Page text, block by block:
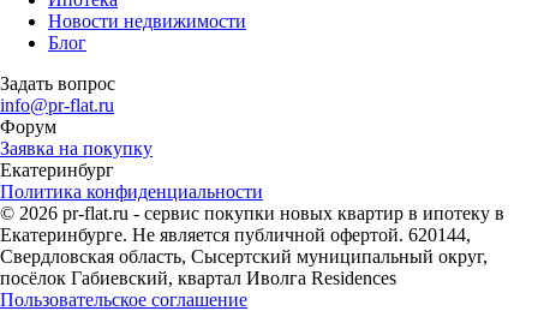
Новости недвижимости
Блог
Задать вопрос
info@pr-flat.ru
Форум
Заявка на покупку
Екатеринбург
Политика конфиденциальности
© 2026 pr-flat.ru - сервис покупки новых квартир в ипотеку в
Екатеринбурге. Не является публичной офертой. 620144,
Свердловская область, Сысертский муниципальный округ,
посёлок Габиевский, квартал Иволга Residences
Пользовательское соглашение